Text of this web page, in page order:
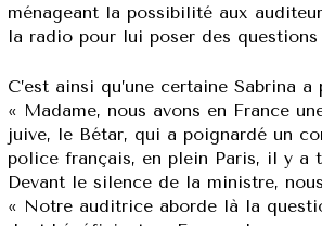
ménageant la possibilité aux
la radio pour lui poser des
C’est ainsi qu’une certaine Sabrina
« Madame, nous avons en France
juive, le Bétar, qui a poignardé un
police français, en plein Paris, il y a
Devant le silence de la ministre,
« Notre auditrice aborde là la